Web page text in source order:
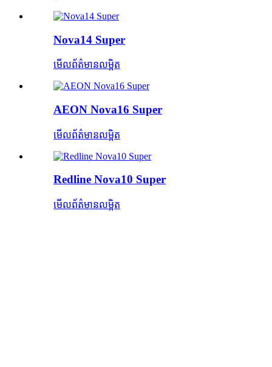
Nova14 Super
មើលព័ត៌មានលម្អិត
AEON Nova16 Super
មើលព័ត៌មានលម្អិត
Redline Nova10 Super
មើលព័ត៌មានលម្អិត